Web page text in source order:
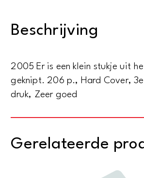
Beschrijving
2005 Er is een klein stukje uit
geknipt. 206 p., Hard Cover,
druk, Zeer goed
Gerelateerde